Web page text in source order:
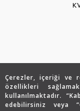
Çerezler, içeriği ve
özellikleri
kullanılmaktadır.
edebilirsiniz veya